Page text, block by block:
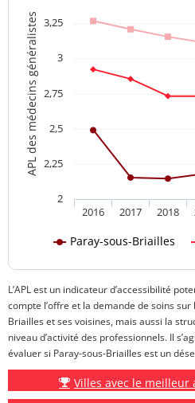
APL des médecins généralistes
Paray-sous-Briailles
2016 2017 2018
2
2,25
2,5
2,75
3
3,25
L’APL est un indicateur d’accessibilité
compte l’offre et la demande de soins
Briailles et ses voisines, mais aussi la
niveau d’activité des professionnels. Il
évaluer si Paray-sous-Briailles est un
Villes avec le meilleur